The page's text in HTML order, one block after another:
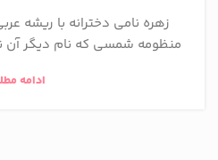
زهره نامی دخترانه با ریشه
منظومه شمسی که نام دیگر
ادامه